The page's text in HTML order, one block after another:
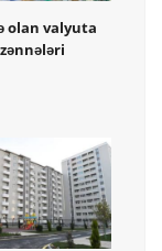
olan valyuta